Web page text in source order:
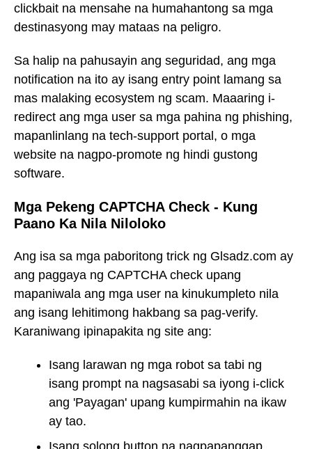
clickbait na mensahe na humahantong sa mga
destinasyong may mataas na peligro.
Sa halip na pahusayin ang seguridad, ang mga
notification na ito ay isang entry point lamang sa
mas malaking ecosystem ng scam. Maaaring i-
redirect ang mga user sa mga pahina ng phishing,
mapanlinlang na tech-support portal, o mga
website na nagpo-promote ng hindi gustong
software.
Mga Pekeng CAPTCHA Check - Kung
Paano Ka Nila Niloloko
Ang isa sa mga paboritong trick ng Glsadz.com ay
ang paggaya ng CAPTCHA check upang
mapaniwala ang mga user na kinukumpleto nila
ang isang lehitimong hakbang sa pag-verify.
Karaniwang ipinapakita ng site ang:
Isang larawan ng mga robot sa tabi ng
isang prompt na nagsasabi sa iyong i-click
ang 'Payagan' upang kumpirmahin na ikaw
ay tao.